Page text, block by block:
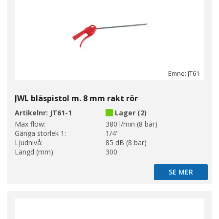
Emne: JT61
JWL blåspistol m. 8 mm rakt rör
Artikelnr: JT61-1
Lager (2)
Max flow:
380 l/min (8 bar)
Gänga storlek 1:
1/4"
Ljudnivå:
85 dB (8 bar)
Längd (mm):
300
SE MER
SE MER